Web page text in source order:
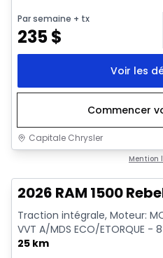
Par semaine + tx
235$
Voir les
Commencer
Capitale Chrysler
Mention
2026 RAM 1500
Traction intégrale, Moteur:
VVT A/MDS ECO/ETORQUE -
25 km